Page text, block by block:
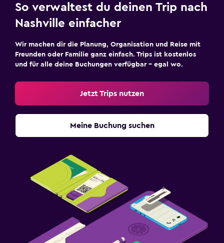
So verwaltest du deinen Trip nach
Nashville einfacher
Wir machen dir die Planung, Organisation und Reise mit
Freunden oder Familie ganz einfach. Trips ist kostenlos
und für alle deine Buchungen verfügbar – egal wo.
Jetzt Trips nutzen
Meine Buchung suchen